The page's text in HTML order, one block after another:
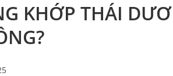
KHỚP THÁI